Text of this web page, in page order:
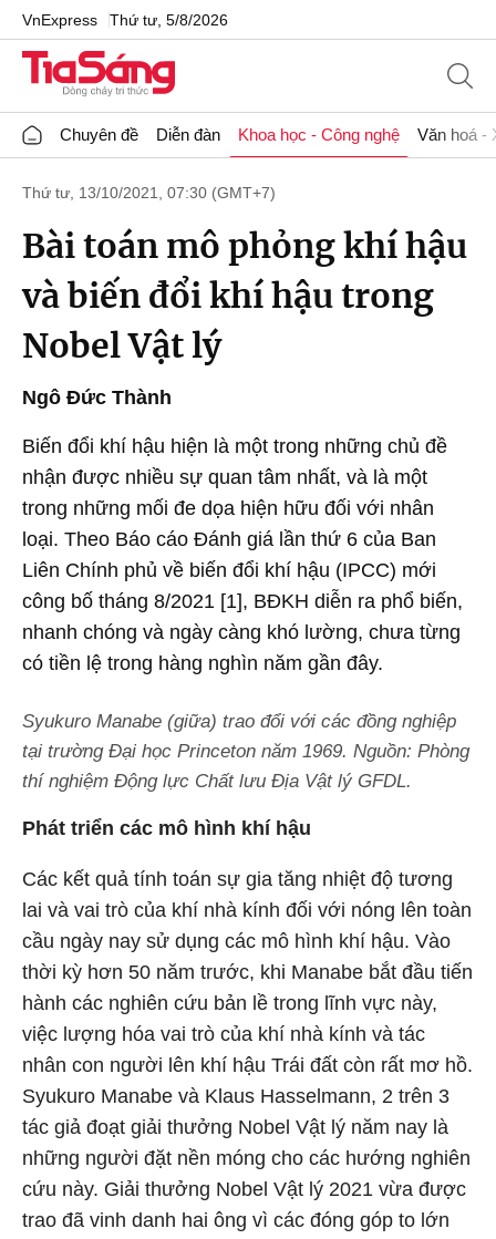
VnExpress Thứ tư, 5/8/2026
Chuyên đề Diễn đàn Khoa học - Công nghệ Văn hoá -
Thứ tư, 13/10/2021, 07:30 (GMT+7)
Bài toán mô phỏng khí hậu
và biến đổi khí hậu trong
Nobel Vật lý
Ngô Đức Thành
Biến đổi khí hậu hiện là một trong những chủ đề
nhận được nhiều sự quan tâm nhất, và là một
trong những mối đe dọa hiện hữu đối với nhân
loại. Theo Báo cáo Đánh giá lần thứ 6 của Ban
Liên Chính phủ về biến đổi khí hậu (IPCC) mới
công bố tháng 8/2021 [1], BĐKH diễn ra phổ biến,
nhanh chóng và ngày càng khó lường, chưa từng
có tiền lệ trong hàng nghìn năm gần đây.
Syukuro Manabe (giữa) trao đổi với các đồng nghiệp
tại trường Đại học Princeton năm 1969. Nguồn: Phòng
thí nghiệm Động lực Chất lưu Địa Vật lý GFDL.
Phát triển các mô hình khí hậu
Các kết quả tính toán sự gia tăng nhiệt độ tương
lai và vai trò của khí nhà kính đối với nóng lên toàn
cầu ngày nay sử dụng các mô hình khí hậu. Vào
thời kỳ hơn 50 năm trước, khi Manabe bắt đầu tiến
hành các nghiên cứu bản lề trong lĩnh vực này,
việc lượng hóa vai trò của khí nhà kính và tác
nhân con người lên khí hậu Trái đất còn rất mơ hồ.
Syukuro Manabe và Klaus Hasselmann, 2 trên 3
tác giả đoạt giải thưởng Nobel Vật lý năm nay là
những người đặt nền móng cho các hướng nghiên
cứu này. Giải thưởng Nobel Vật lý 2021 vừa được
trao đã vinh danh hai ông vì các đóng góp to lớn